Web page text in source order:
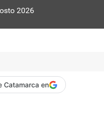
2026
Catamarca en